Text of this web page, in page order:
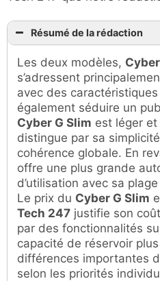
Résumé de la rédaction
Les deux modèles,
s’adressent
avec des
également séduire un
Cyber G Slim est léger
distingue par sa
cohérence globale. En
offre une plus grande
d’utilisation avec sa
Le prix du Cyber G Slim
Tech 247 justifie son
par des fonctionnalités
capacité de réservoir
différences importantes
selon les priorités